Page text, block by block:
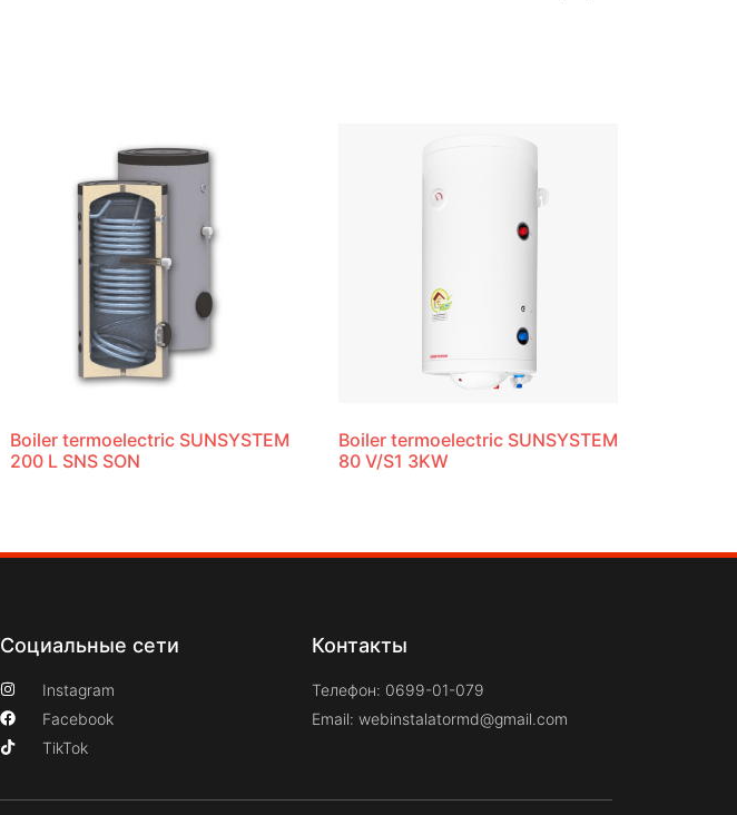
Boiler termoelectric SUNSYSTEM
200 L SNS SON
Boiler termoelectric SUNSYSTEM
80 V/S1 3KW
Социальные сети
Instagram
Facebook
TikTok
Контакты
Телефон: 0699-01-079
Email: webinstalatormd@gmail.com